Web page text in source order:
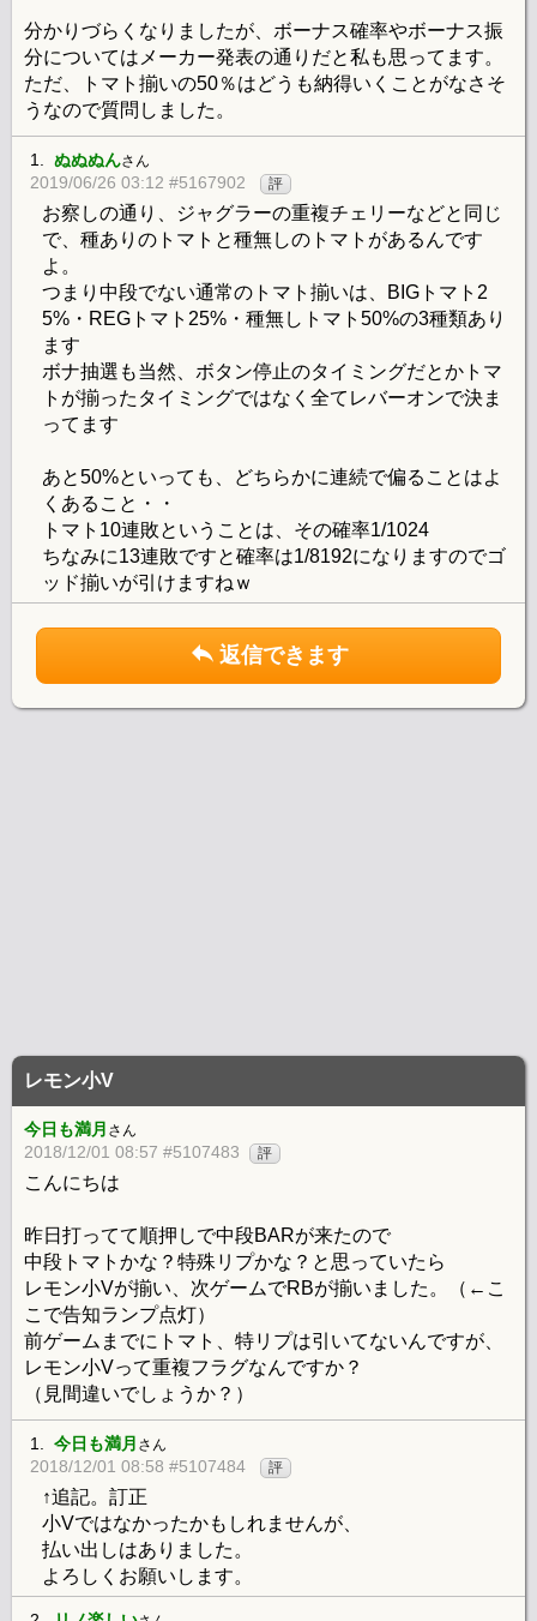
分かりづらくなりましたが、ボーナス確率やボーナス振
分についてはメーカー発表の通りだと私も思ってます。
ただ、トマト揃いの50％はどうも納得いくことがなさそ
うなので質問しました。
1. ぬぬぬんさん
2019/06/26 03:12 #5167902 評
お察しの通り、ジャグラーの重複チェリーなどと同じ
で、種ありのトマトと種無しのトマトがあるんです
よ。
つまり中段でない通常のトマト揃いは、BIGトマト2
5%・REGトマト25%・種無しトマト50%の3種類あり
ます
ボナ抽選も当然、ボタン停止のタイミングだとかトマ
トが揃ったタイミングではなく全てレバーオンで決ま
ってます
あと50%といっても、どちらかに連続で偏ることはよ
くあること・・
トマト10連敗ということは、その確率1/1024
ちなみに13連敗ですと確率は1/8192になりますのでゴ
ッド揃いが引けますねｗ
返信できます
レモン小V
今日も満月 さん
2018/12/01 08:57 #5107483 評
こんにちは
昨日打ってて順押しで中段BARが来たので
中段トマトかな？特殊リプかな？と思っていたら
レモン小Vが揃い、次ゲームでRBが揃いました。（←こ
こで告知ランプ点灯）
前ゲームまでにトマト、特リプは引いてないんですが、
レモン小Vって重複フラグなんですか？
（見間違いでしょうか？）
1. 今日も満月 さん
2018/12/01 08:58 #5107484 評
↑追記。訂正
小Vではなかったかもしれませんが、
払い出しはありました。
よろしくお願いします。